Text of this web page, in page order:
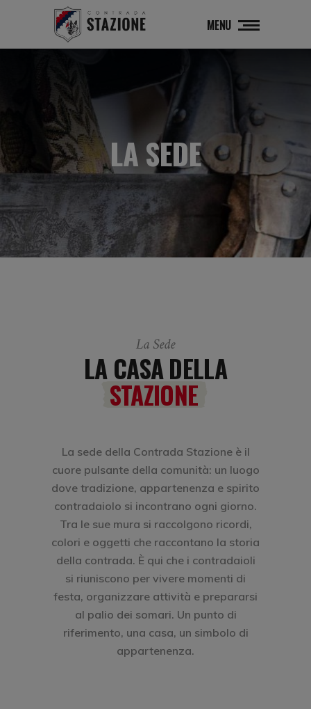
MENU
LA SEDE
La Sede
LA CASA DELLA
STAZIONE
La sede della Contrada Stazione è il
cuore pulsante della comunità: un luogo
dove tradizione, appartenenza e spirito
contradaiolo si incontrano ogni giorno.
Tra le sue mura si raccolgono ricordi,
colori e oggetti che raccontano la storia
della contrada. È qui che i contradaioli
si riuniscono per vivere momenti di
festa, organizzare attività e prepararsi
al palio dei somari. Un punto di
riferimento, una casa, un simbolo di
appartenenza.